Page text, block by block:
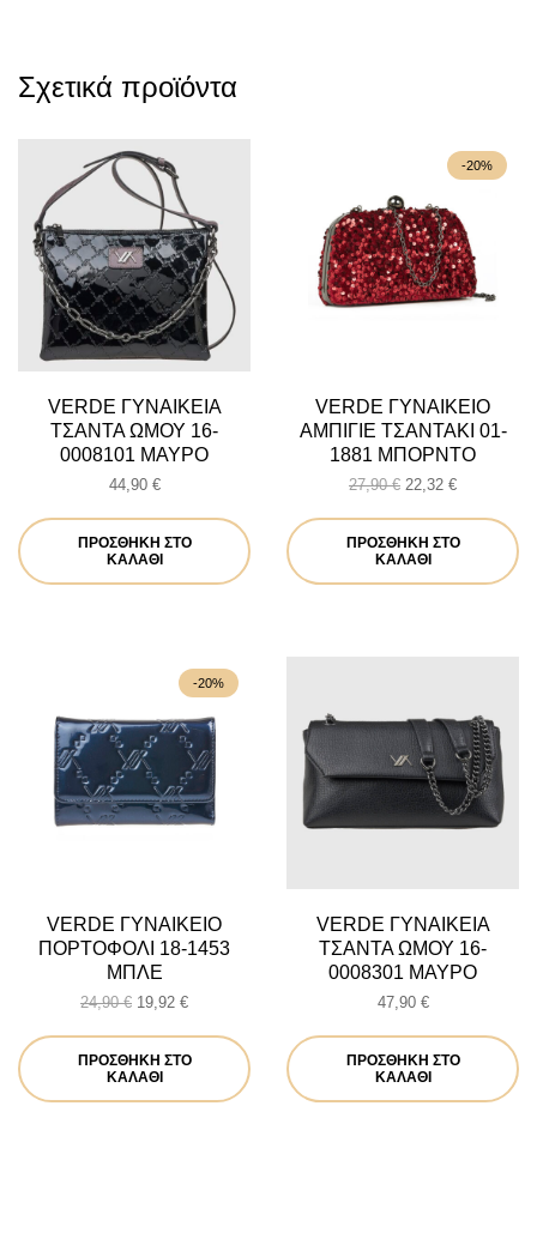
Σχετικά προϊόντα
VERDE ΓΥΝΑΙΚΕΙΑ
ΤΣΑΝΤΑ ΩΜΟΥ 16-
0008101 ΜΑΥΡΟ
44,90 €
ΠΡΟΣΘΉΚΗ ΣΤΟ
ΚΑΛΆΘΙ
-20%
VERDE ΓΥΝΑΙΚΕΙΟ
ΑΜΠΙΓΙΕ ΤΣΑΝΤΑΚΙ 01-
1881 ΜΠΟΡΝΤΟ
27,90€ Original
27,90 €.
22,32 €Η
22,32 €.
ΠΡΟΣΘΉΚΗ ΣΤΟ
ΚΑΛΆΘΙ
-20%
VERDE ΓΥΝΑΙΚΕΙΟ
ΠΟΡΤΟΦΟΛΙ 18-1453
ΜΠΛΕ
24,90€ Original
24,90 €.
19,92 €Η
19,92 €.
ΠΡΟΣΘΉΚΗ ΣΤΟ
ΚΑΛΆΘΙ
VERDE ΓΥΝΑΙΚΕΙΑ
ΤΣΑΝΤΑ ΩΜΟΥ 16-
0008301 ΜΑΥΡΟ
47,90 €
ΠΡΟΣΘΉΚΗ ΣΤΟ
ΚΑΛΆΘΙ